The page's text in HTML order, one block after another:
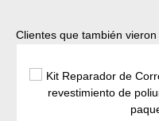
Omitir la galería de productos
Clientes que también vieron